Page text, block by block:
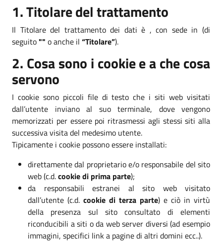
1. Titolare del trattamento
Il Titolare del trattamento dei dati è , con sede in (di
seguito"" o anche il “Titolare”).
2. Cosa sono i cookie e a che cosa
servono
I cookie sono piccoli file di testo che i siti web visitati
dall’utente inviano al suo terminale, dove vengono
memorizzati per essere poi ritrasmessi agli stessi siti alla
successiva visita del medesimo utente.
Tipicamente i cookie possono essere installati:
direttamente dal proprietario e/o responsabile del sito
web (c.d.cookie di prima parte);
da responsabili estranei al sito web visitato
dall’utente (c.d. cookie di terza parte) e ciò in virtù
della presenza sul sito consultato di elementi
riconducibili a siti o da web server diversi (ad esempio
immagini, specifici link a pagine di altri domini ecc..).